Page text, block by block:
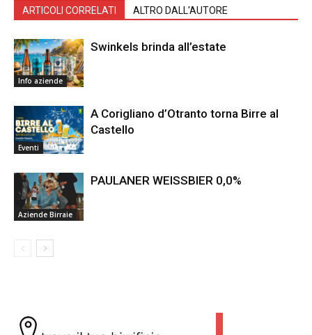
ARTICOLI CORRELATI ALTRO DALL'AUTORE
Info aziende
Swinkels brinda all’estate
Eventi
A Corigliano d’Otranto torna Birre al
Castello
Aziende Birraie
PAULANER WEISSBIER 0,0%